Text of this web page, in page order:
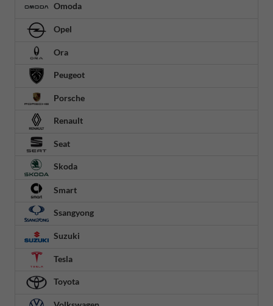
Omoda
Opel
Ora
Peugeot
Porsche
Renault
Seat
Skoda
Smart
Ssangyong
Suzuki
Tesla
Toyota